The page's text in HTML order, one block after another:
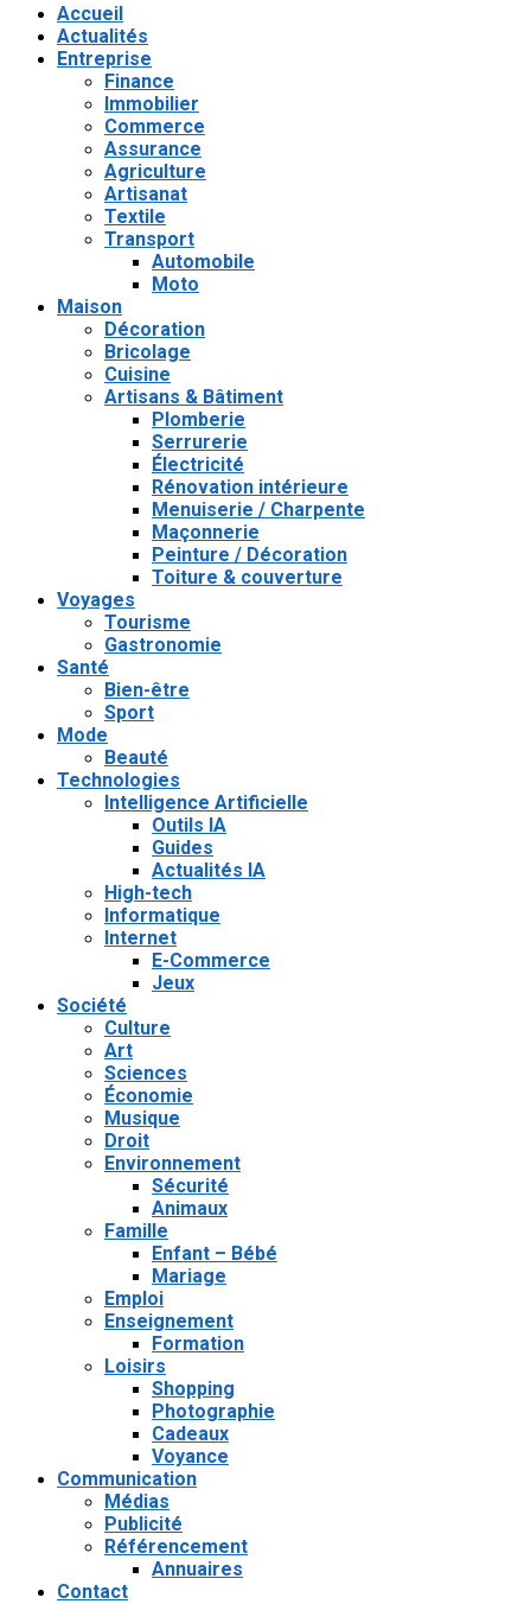
Accueil
Actualités
Entreprise
Finance
Immobilier
Commerce
Assurance
Agriculture
Artisanat
Textile
Transport
Automobile
Moto
Maison
Décoration
Bricolage
Cuisine
Artisans & Bâtiment
Plomberie
Serrurerie
Électricité
Rénovation intérieure
Menuiserie / Charpente
Maçonnerie
Peinture / Décoration
Toiture & couverture
Voyages
Tourisme
Gastronomie
Santé
Bien-être
Sport
Mode
Beauté
Technologies
Intelligence Artificielle
Outils IA
Guides
Actualités IA
High-tech
Informatique
Internet
E-Commerce
Jeux
Société
Culture
Art
Sciences
Économie
Musique
Droit
Environnement
Sécurité
Animaux
Famille
Enfant – Bébé
Mariage
Emploi
Enseignement
Formation
Loisirs
Shopping
Photographie
Cadeaux
Voyance
Communication
Médias
Publicité
Référencement
Annuaires
Contact